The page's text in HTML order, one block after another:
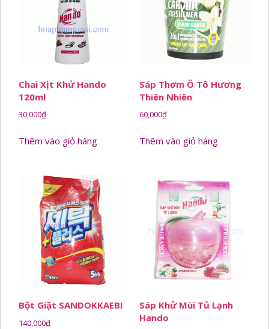
Chai Xịt Khử Hando
120ml
30,000₫
Thêm vào giỏ hàng
Sáp Thơm Ô Tô Hương
Thiên Nhiên
60,000₫
Thêm vào giỏ hàng
Bột Giặt SANDOKKAEBI
140,000₫
Sáp Khử Mùi Tủ Lạnh
Hando